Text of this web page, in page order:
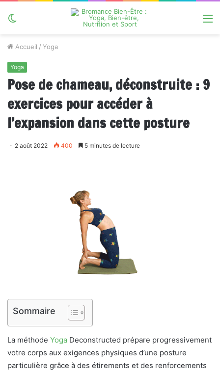
Accueil / Yoga
Yoga
Pose de chameau, déconstruite : 9
exercices pour accéder à
l’expansion dans cette posture
2 août 2022 400 5 minutes de lecture
Sommaire
La méthode Yoga Deconstructed prépare progressivement
votre corps aux exigences physiques d’une posture
particulière grâce à des étirements et des renforcements